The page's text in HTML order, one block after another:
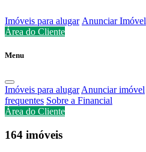
Imóveis para alugar Anunciar Imóvel
Área do Cliente
Menu
Imóveis para alugar Anunciar imóvel
frequentes Sobre a Financial
Área do Cliente
164 imóveis